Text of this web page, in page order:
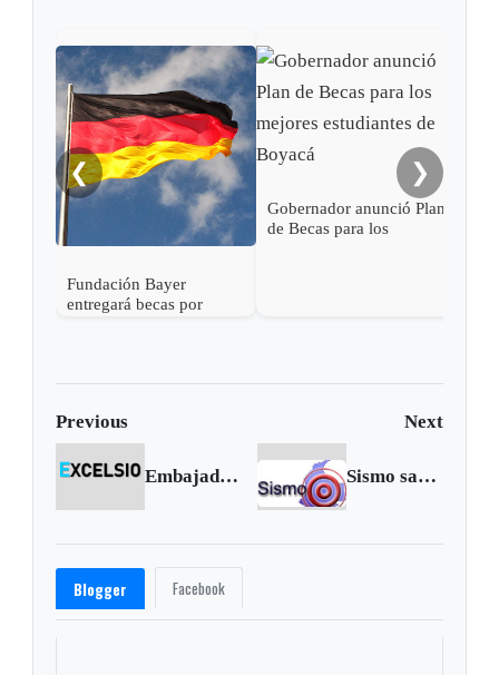
❮
Fundación Bayer
entregará becas por
Gobernador anunció Plan
de Becas para los
❯
Previous Next
Embajada de Estados Unidos estará cerrada el 17 de febrero Sismo sacudió el caribe colombiano
Blogger Facebook